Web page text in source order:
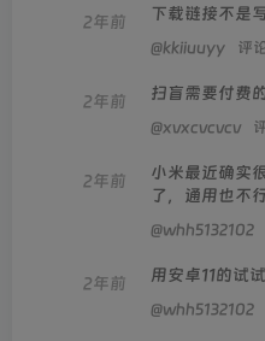
2年前 下载链接不是
@kkiiuuyy 评
2年前 扫盲需要付费
@xvxcvcvcv
2年前
小米最近确实
了，通用也不
@whh5132102
2年前 用安卓11的试试
@whh5132102